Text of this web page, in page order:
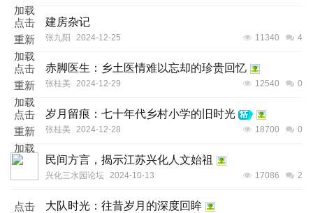
加载
点击
重新
加载
建房杂记
张九阳 2024-12-25 11340 4
点击
重新
加载
赤脚医生：乡土医情难以忘却的珍贵回忆
张桂美 2024-12-29 12540 0
点击
重新
加载
岁月留痕：七十年代乡村小学的旧时光
张桂美 2024-12-28 18700 0
民间方言，揭示江苏兴化人文始祖
兴化三水园论坛 2024-10-13 17086 2
点击
大队时光：往昔岁月的深度回眸